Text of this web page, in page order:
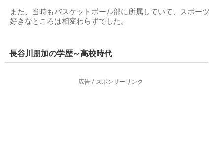
また、当時もバスケットボール部に所属していて、スポーツ
好きなところは相変わらずでした。
長谷川朋加の学歴～高校時代
広告 / スポンサーリンク